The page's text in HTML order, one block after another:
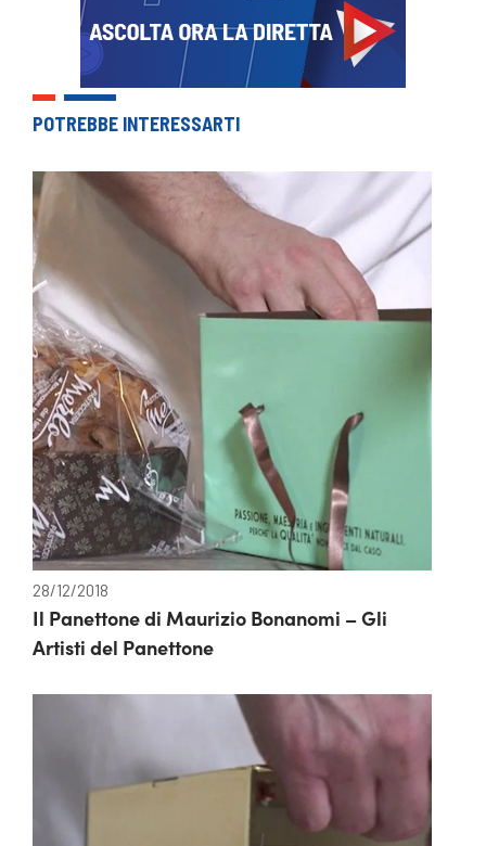
POTREBBE INTERESSARTI
28/12/2018
Il Panettone di Maurizio Bonanomi – Gli
Artisti del Panettone